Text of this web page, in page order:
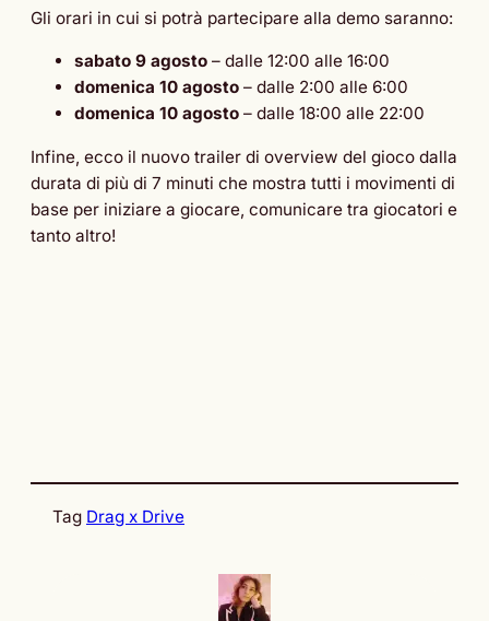
Gli orari in cui si potrà partecipare alla demo saranno:
sabato 9 agosto – dalle 12:00 alle 16:00
domenica 10 agosto – dalle 2:00 alle 6:00
domenica 10 agosto – dalle 18:00 alle 22:00
Infine, ecco il nuovo trailer di overview del gioco dalla
durata di più di 7 minuti che mostra tutti i movimenti di
base per iniziare a giocare, comunicare tra giocatori e
tanto altro!
Tag Drag x Drive